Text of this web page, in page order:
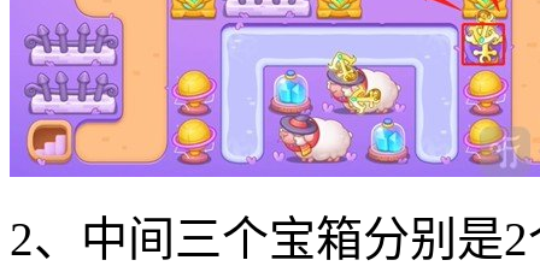
2、中间三个宝箱分别是